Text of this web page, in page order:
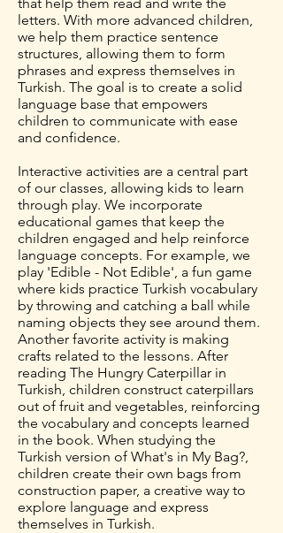
letters. With more advanced children,
we help them practice sentence
structures, allowing them to form
phrases and express themselves in
Turkish. The goal is to create a solid
language base that empowers
children to communicate with ease
and confidence.
Interactive activities are a central part
of our classes, allowing kids to learn
through play. We incorporate
educational games that keep the
children engaged and help reinforce
language concepts. For example, we
play 'Edible - Not Edible', a fun game
where kids practice Turkish vocabulary
by throwing and catching a ball while
naming objects they see around them.
Another favorite activity is making
crafts related to the lessons. After
reading The Hungry Caterpillar in
Turkish, children construct caterpillars
out of fruit and vegetables, reinforcing
the vocabulary and concepts learned
in the book. When studying the
Turkish version of What's in My Bag?,
children create their own bags from
construction paper, a creative way to
explore language and express
themselves in Turkish.